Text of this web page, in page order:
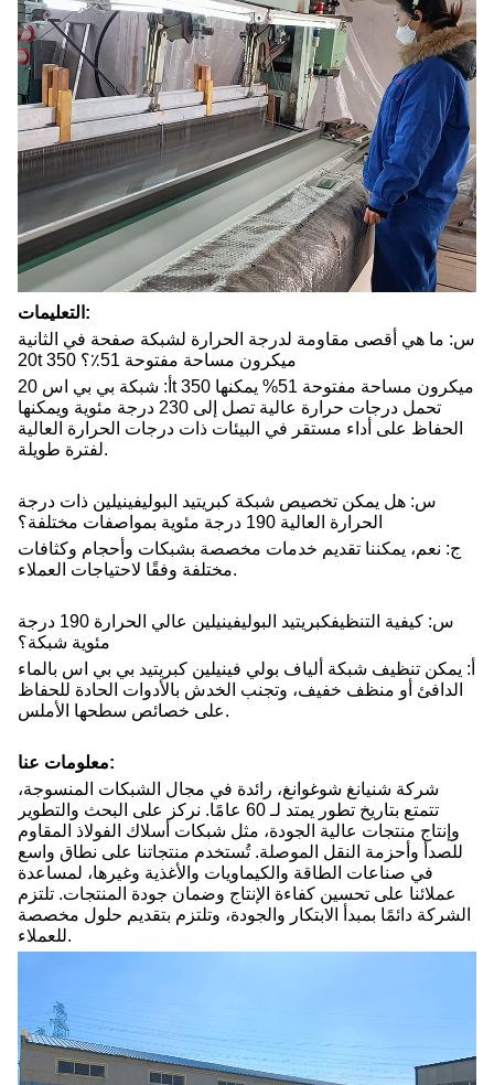
التعليمات:
س: ما هي أقصى مقاومة لدرجة الحرارة لشبكة صفحة في الثانية
20t 350 ميكرون مساحة مفتوحة 51٪؟
أ: شبكة بي بي اس 20t 350 ميكرون مساحة مفتوحة 51% يمكنها
تحمل درجات حرارة عالية تصل إلى 230 درجة مئوية ويمكنها
الحفاظ على أداء مستقر في البيئات ذات درجات الحرارة العالية
لفترة طويلة.
س: هل يمكن تخصيص شبكة كبريتيد البوليفينيلين ذات درجة
الحرارة العالية 190 درجة مئوية بمواصفات مختلفة؟
ج: نعم، يمكننا تقديم خدمات مخصصة بشبكات وأحجام وكثافات
مختلفة وفقًا لاحتياجات العملاء.
س: كيفية التنظيف
كبريتيد البوليفينيلين عالي الحرارة 190 درجة
مئوية شبكة؟
أ: يمكن تنظيف شبكة ألياف بولي فينيلين كبريتيد بي بي اس بالماء
الدافئ أو منظف خفيف، وتجنب الخدش بالأدوات الحادة للحفاظ
على خصائص سطحها الأملس.
معلومات عنا:
شركة شنيانغ شوغوانغ، رائدة في مجال الشبكات المنسوجة،
تتمتع بتاريخ تطور يمتد لـ 60 عامًا. نركز على البحث والتطوير
وإنتاج منتجات عالية الجودة، مثل شبكات أسلاك الفولاذ المقاوم
للصدأ وأحزمة النقل الموصلة. تُستخدم منتجاتنا على نطاق واسع
في صناعات الطاقة والكيماويات والأغذية وغيرها، لمساعدة
عملائنا على تحسين كفاءة الإنتاج وضمان جودة المنتجات. تلتزم
الشركة دائمًا بمبدأ الابتكار والجودة، وتلتزم بتقديم حلول مخصصة
للعملاء.